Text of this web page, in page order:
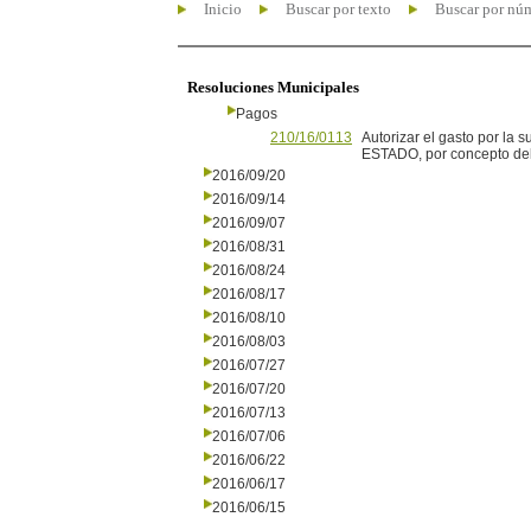
Inicio Buscar por texto Buscar por
Resoluciones Municipales
Pagos
210/16/0113
Autorizar el gasto por la
ESTADO, por concepto
2016/09/20
2016/09/14
2016/09/07
2016/08/31
2016/08/24
2016/08/17
2016/08/10
2016/08/03
2016/07/27
2016/07/20
2016/07/13
2016/07/06
2016/06/22
2016/06/17
2016/06/15